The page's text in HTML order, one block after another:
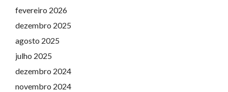
fevereiro 2026
dezembro 2025
agosto 2025
julho 2025
dezembro 2024
novembro 2024